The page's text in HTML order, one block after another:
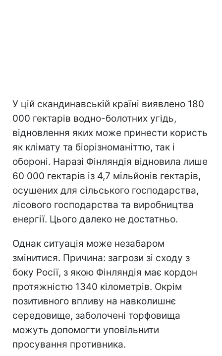
У цій скандинавській країні виявлено 180
000 гектарів водно-болотних угідь,
відновлення яких може принести користь
як клімату та біорізноманіттю, так і
обороні. Наразі Фінляндія відновила лише
60 000 гектарів із 4,7 мільйонів гектарів,
осушених для сільського господарства,
лісового господарства та виробництва
енергії. Цього далеко не достатньо.
Однак ситуація може незабаром
змінитися. Причина: загрози зі сходу з
боку Росії, з якою Фінляндія має кордон
протяжністю 1340 кілометрів. Окрім
позитивного впливу на навколишнє
середовище, заболочені торфовища
можуть допомогти уповільнити
просування противника.